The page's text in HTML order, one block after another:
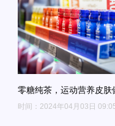
零糖纯茶，运动营养皮
时间：2024年04月03日